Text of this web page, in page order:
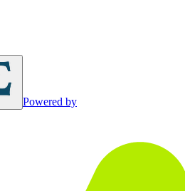
Powered by